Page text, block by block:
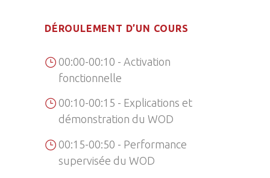
DÉROULEMENT D’UN COURS
00:00-00:10 - Activation
fonctionnelle
00:10-00:15 - Explications et
démonstration du WOD
00:15-00:50 - Performance
supervisée du WOD